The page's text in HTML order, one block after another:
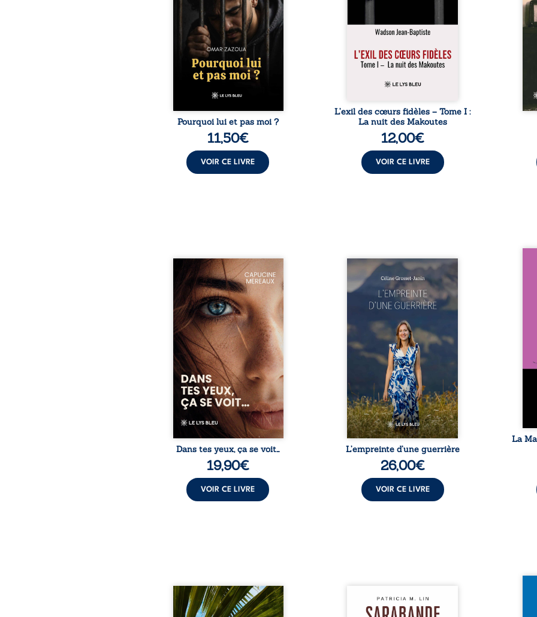
ont permis de ne pas renoncer.
Au-delà d’une histoire
personnelle, ce témoignage
interroge le destin, la
responsabilité, la résilience et
la possibilité de se
reconstruire malgré les
obstacles. Un ouvrage ...
Pourquoi lui et pas moi ?
11,50€
VOIR CE LIVRE
Bainet, Jean-Joël Joli mène une
existence paisible avec sa
famille. Chef de section
respecté, il refuse pourtant de
fermer les yeux sur l’injustice.
Mais, dans un ...
L’exil des cœurs fidèles – Tome I :
La nuit des Makoutes
12,00€
VOIR CE LIVRE
par-
À seize ans, Violette peine à
trouver sa place dans la
société. Entre timidité,
moqueries et peur du
jugement, elle avance avec le
sentiment d’être différente,
sans comprendre pleinement
ce qui l’habite. Sa rencontre
avec Louise bouleverse ses
certitudes et fait naître en elle
des émotions longtemps
refoulées. Des années plus
tard, alors qu’elle s’apprête à ...
Dans tes yeux, ça se voit…
19,90€
VOIR CE LIVRE
Que reste-t-il de l’enfance
lorsque la maladie impose ses
propres règles ? L’empreinte
d’une guerrière livre, sans
détour, le récit d’un quotidien
bouleversé par la maladie
chronique, l’errance médicale
et de longues hospitalisations.
L’auteure y raconte ce que les
dossiers médicaux taisent : la
peur, l’isolement, l’épuisement
et le sentiment de ne pas ...
L’empreinte d’une guerrière
26,00€
VOIR CE LIVRE
La
La
Au réveil, Pierre, jeune retraité,
découvre qu’il est devenu une
Aux chants crépitants de l’été,
Sous le silence ouaté de la
Et